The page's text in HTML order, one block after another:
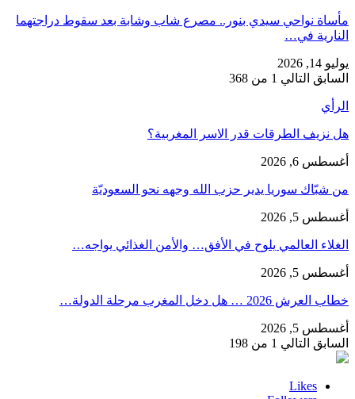
مأساة نواحي سيدي بنور.. مصرع شاب وشابة بعد سقوط دراجتهما
النارية في…
يوليو 14, 2026
السابق التالي 1 من 368
الرأي
هل نزيف الطرقات قدر الاسر المغربية؟
أغسطس 6, 2026
من شبّاك سوريا يدير حزب الله وجهه نحو السعوديّة
أغسطس 5, 2026
الغلاء العالمي يلوح في الأفق… والأمن الغذائي يواجه…
أغسطس 5, 2026
خطاب العرش 2026 … هل دخل المغرب مرحلة الدولة…
أغسطس 5, 2026
السابق التالي 1 من 198
Likes